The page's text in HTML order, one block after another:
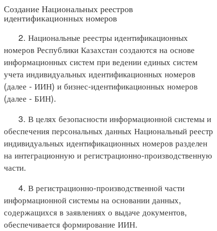
Создание Национальных реестров
идентификационных номеров
2. Национальные реестры идентификационных
номеров Республики Казахстан создаются на основе
информационных систем при ведении единых систем
учета индивидуальных идентификационных номеров
(далее - ИИН) и бизнес-идентификационных номеров
(далее - БИН).
3. В целях безопасности информационной системы и
обеспечения персональных данных Национальный реестр
индивидуальных идентификационных номеров разделен
на интеграционную и регистрационно-производственную
части.
4. В регистрационно-производственной части
информационной системы на основании данных,
содержащихся в заявлениях о выдаче документов,
обеспечивается формирование ИИН.